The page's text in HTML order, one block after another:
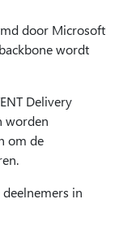
door Microsoft
wordt
Delivery
worden
om de
in